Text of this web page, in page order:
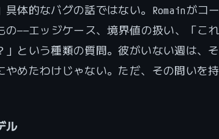
具体的なバグの話ではない。Romainがコ
の——エッジケース、境界値の扱い、「こ
」という種類の質問。彼がいない週は、
やめたわけじゃない。ただ、その問いを
ル